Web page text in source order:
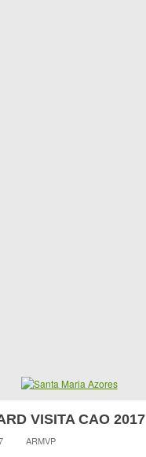
VISITA CAO 2017
ARMVP